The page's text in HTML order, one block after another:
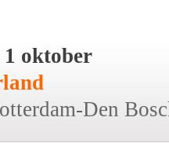
1 oktober
Den